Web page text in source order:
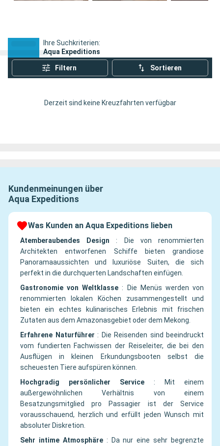
Ihre Suchkriterien:
Aqua Expeditions
Filtern Sortieren
Derzeit sind keine Kreuzfahrten verfügbar
Kundenmeinungen über
Aqua Expeditions
Was Kunden an Aqua Expeditions lieben
Atemberaubendes Design :
Die von renommierten
Architekten entworfenen Schiffe bieten grandiose
Panoramaaussichten und luxuriöse Suiten, die sich
perfekt in die durchquerten Landschaften einfügen.
Gastronomie von Weltklasse :
Die Menüs werden von
renommierten lokalen Köchen zusammengestellt und
bieten ein echtes kulinarisches Erlebnis mit frischen
Zutaten aus dem Amazonasgebiet oder dem Mekong.
Erfahrene Naturführer : Die Reisenden sind beeindruckt
vom fundierten Fachwissen der Reiseleiter, die bei den
Ausflügen in kleinen Erkundungsbooten selbst die
scheuesten Tiere aufspüren können.
Hochgradig persönlicher Service
:
Mit einem
außergewöhnlichen Verhältnis von einem
Besatzungsmitglied pro Passagier ist der Service
vorausschauend, herzlich und erfüllt jeden Wunsch mit
absoluter Diskretion.
Sehr intime Atmosphäre :
Da nur eine sehr begrenzte